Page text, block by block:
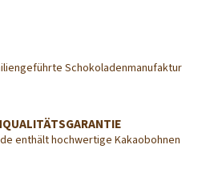
Schokoladenmanufaktur
enthält hochwertige Kakaobohnen